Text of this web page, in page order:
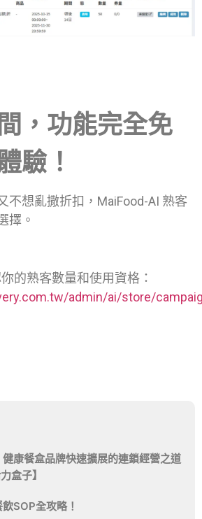
，功能完全免
驗！
不想亂撒折扣，MaiFood-AI 熟客
擇。
的熟客數量和使用資格：
admin/ai/store/
康餐盒品牌快速擴展的連鎖經營之道
盒子】
SOP全攻略！